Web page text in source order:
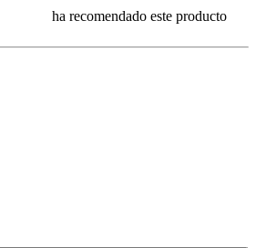
ha recomendado este producto